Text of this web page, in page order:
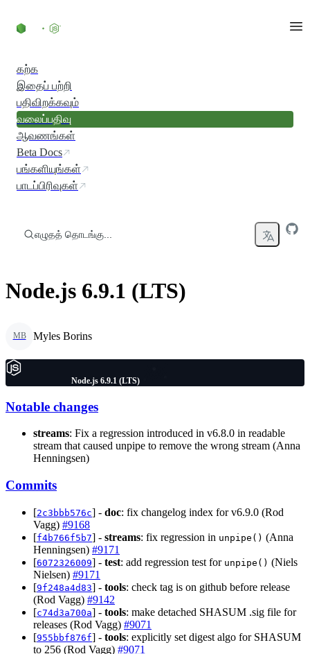
கற்க
இதைப் பற்றி
பதிவிறக்கவும்
வலைப்பதிவு
ஆவணங்கள்
Beta Docs
பங்களியுங்கள்
பாடப்பிரிவுகள்
எழுதத் தொடங்கு...
Node.js 6.9.1 (LTS)
MB Myles Borins
Node.js 6.9.1 (LTS)
Notable changes
streams: Fix a regression introduced in v6.8.0 in readable
stream that caused unpipe to remove the wrong stream (Anna
Henningsen)
Commits
[2c3bbb576c] - doc: fix changelog index for v6.9.0 (Rod
Vagg) #9168
[f4b766f5b7] - streams: fix regression in unpipe() (Anna
Henningsen) #9171
[6072326009] - test: add regression test for unpipe() (Niels
Nielsen) #9171
[9f248a4d83] - tools: check tag is on github before release
(Rod Vagg) #9142
[c74d3a700a] - tools: make detached SHASUM .sig file for
releases (Rod Vagg) #9071
[955bbf876f] - tools: explicitly set digest algo for SHASUM
to 256 (Rod Vagg) #9071